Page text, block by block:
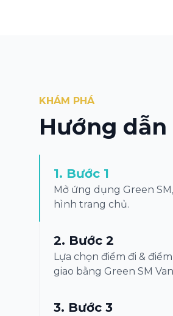
KHÁM PHÁ
Hướng
1. Bước 1
Mở ứng dụng Green
hình trang chủ.
2. Bước 2
Lựa chọn điểm đi &
giao bằng Green SM
3. Bước 3